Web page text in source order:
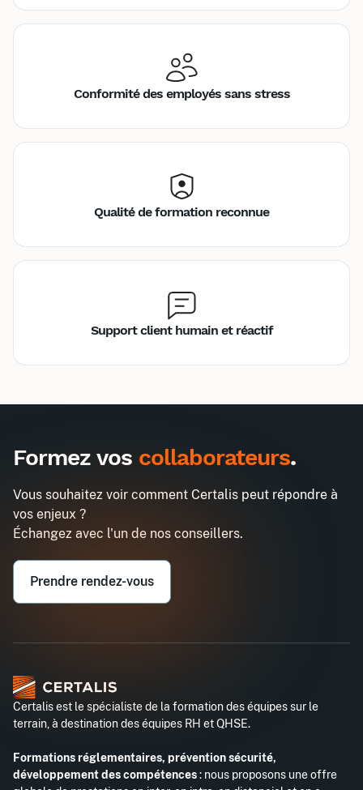
Conformité des employés sans stress
Qualité de formation reconnue
Support client humain et réactif
Finance pour dirigeants
Email professionnel*
Téléphone professionnel*
Formez vos collaborateurs.
Vous souhaitez voir comment Certalis peut répondre à
vos enjeux ?
Échangez avec l'un de nos conseillers.
Prendre rendez-vous
Certalis est le spécialiste de la formation des équipes sur le
terrain, à destination des équipes RH et QHSE.
Formations réglementaires, prévention sécurité,
développement des compétences: nous proposons une offre